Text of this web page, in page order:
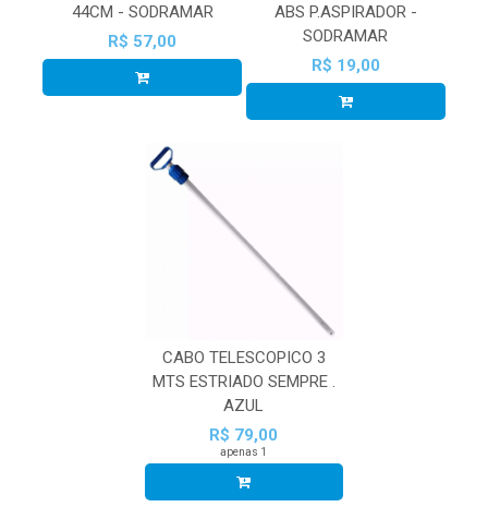
44CM - SODRAMAR
R$ 57,00
ABS P.ASPIRADOR -
SODRAMAR
R$ 19,00
CABO TELESCOPICO 3
MTS ESTRIADO SEMPRE .
AZUL
R$ 79,00
apenas 1